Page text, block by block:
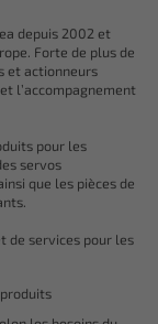
depuis 2002 et
Forte de plus de
et actionneurs
l’accompagnement
pour les
servos
que les pièces de
de services pour les